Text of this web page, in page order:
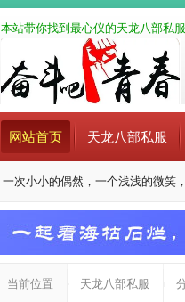
本站带你找到最心仪的天龙八部私
网站首页 天龙八部私服
一次小小的偶然，一个浅浅的微笑
当前位置 天龙八部私服